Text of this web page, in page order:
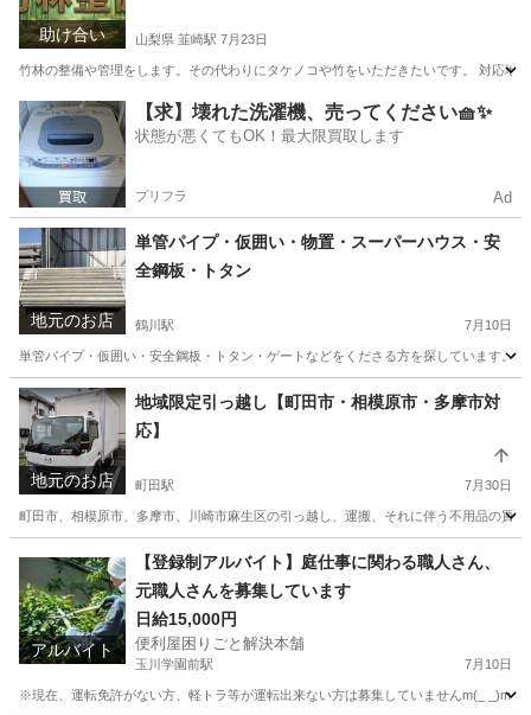
助け合い 山梨県 韮崎駅 7月23日
竹林の整備や管理をします。その代わりにタケノコや竹をいただきたいです。 対応
山梨 韮崎市 韮崎駅 手伝いたい/助けたい タケノコ
【求】壊れた洗濯機、売ってください🧺✨
状態が悪くてもOK！最大限買取します
プリフラ Ad
地元のお店
単管パイプ・仮囲い・物置・スーパーハウス・安
全鋼板・トタン
鶴川駅 7月10日
単管パイプ・仮囲い・安全鋼板・トタン・ゲートなどをくださる方を探しています。
東京 町田市 鶴川駅 便利屋 単管パイプ
地元のお店
地域限定引っ越し【町田市・相模原市・多摩市対
応】
町田駅 7月30日
町田市、相模原市、多摩市、川崎市麻生区の引っ越し、運搬、それに伴う不用品の買
町田駅 引っ越し 格安
アルバイト
【登録制アルバイト】庭仕事に関わる職人さん、
元職人さんを募集しています
日給15,000円
便利屋困りごと解決本舗
玉川学園前駅 7月10日
※現在、運転免許がない方、軽トラ等が運転出来ない方は募集していませんm(_ _)m